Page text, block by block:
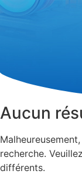
Aucun
recherche.
différents.